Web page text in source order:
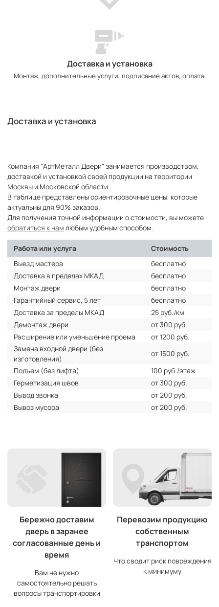
Доставка и установка
Монтаж, дополнительные услуги, подписание актов, оплата.
Доставка и установка
Компания "АртМеталл Двери" занимается производством,
доставкой и установкой своей продукции на территории
Москвы и Московской области.
В таблице представлены ориентировочные цены, которые
актуальны для 90% заказов.
Для получения точной информации о стоимости, вы можете
обратиться к нам любым удобным способом.
Работа или услуга
Стоимость
Выезд мастера
бесплатно
Доставка в пределах МКАД
бесплатно
Монтаж двери
бесплатно
Гарантийный сервис, 5 лет
бесплатно
Доставка за пределы МКАД
25 руб./км
Демонтаж двери
от 300 руб.
Расширение или уменьшение проема
от 1200 руб.
Замена входной двери (без
изготовления)
от 1500 руб.
Подъем (без лифта)
100 руб./этаж
Герметизация швов
от 300 руб.
Вывод звонка
от 200 руб.
Вывоз мусора
от 200 руб.
Бережно доставим
дверь в заранее
согласованные день и
время
Вам не нужно
самостоятельно решать
вопросы транспортировки
Перевозим продукцию
собственным
транспортом
Что сводит риск повреждения
к минимуму